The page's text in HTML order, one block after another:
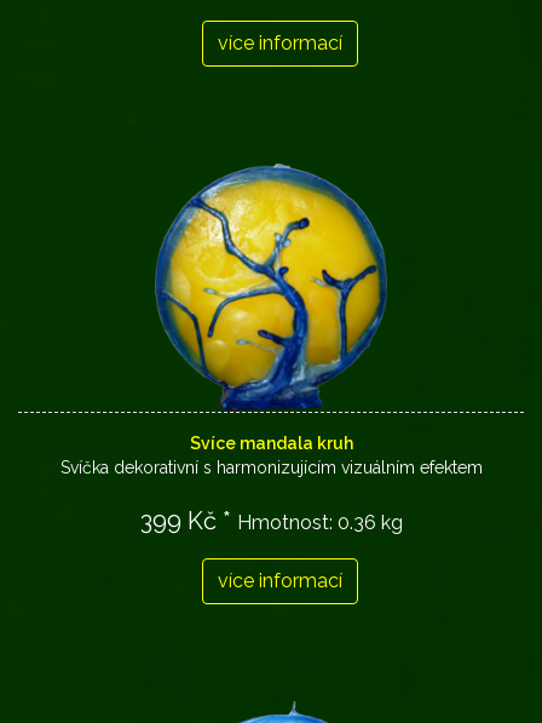
více informací
Svíce mandala kruh
Svíčka dekorativní s harmonizujícím vizuálním efektem
399 Kč * Hmotnost: 0.36 kg
více informací